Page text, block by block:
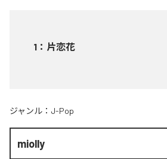
1 ： 片恋花
ジャンル： J-Pop
miolly